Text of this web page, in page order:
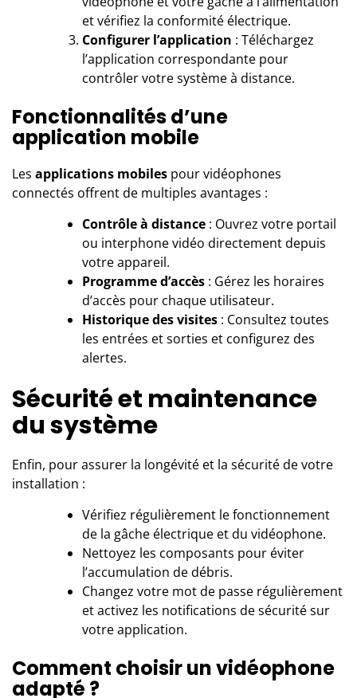
et vérifiez la conformité électrique.
Configurer l’application : Téléchargez
l’application correspondante pour
contrôler votre système à distance.
Fonctionnalités d’une
application mobile
Les applications mobiles pour vidéophones
connectés offrent de multiples avantages :
Contrôle à distance : Ouvrez votre portail
ou interphone vidéo directement depuis
votre appareil.
Programme d’accès : Gérez les horaires
d’accès pour chaque utilisateur.
Historique des visites : Consultez toutes
les entrées et sorties et configurez des
alertes.
Sécurité et maintenance
du système
Enfin, pour assurer la longévité et la sécurité de votre
installation :
Vérifiez régulièrement le fonctionnement
de la gâche électrique et du vidéophone.
Nettoyez les composants pour éviter
l’accumulation de débris.
Changez votre mot de passe régulièrement
et activez les notifications de sécurité sur
votre application.
Comment choisir un vidéophone
adapté ?